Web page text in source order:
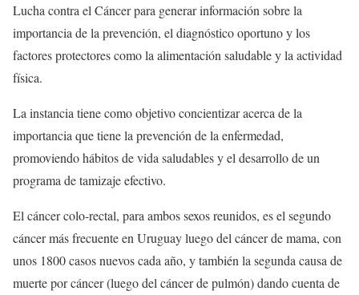
Lucha contra el Cáncer para generar información sobre la
importancia de la prevención, el diagnóstico oportuno y los
factores protectores como la alimentación saludable y la actividad
física.
La instancia tiene como objetivo concientizar acerca de la
importancia que tiene la prevención de la enfermedad,
promoviendo hábitos de vida saludables y el desarrollo de un
programa de tamizaje efectivo.
El cáncer colo-rectal, para ambos sexos reunidos, es el segundo
cáncer más frecuente en Uruguay luego del cáncer de mama, con
unos 1800 casos nuevos cada año, y también la segunda causa de
muerte por cáncer (luego del cáncer de pulmón) dando cuenta de